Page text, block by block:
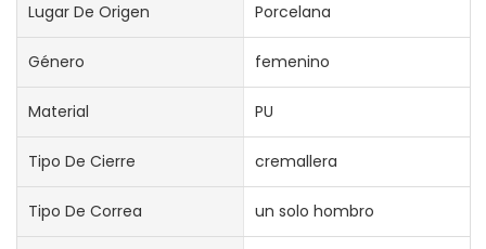
Lugar De Origen Porcelana
Género femenino
Material PU
Tipo De Cierre cremallera
Tipo De Correa un solo hombro